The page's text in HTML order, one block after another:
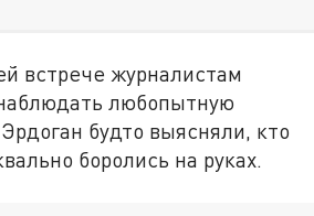
встрече журналистам
любопытную
будто выясняли, кто
боролись на руках.